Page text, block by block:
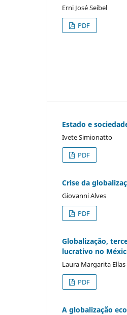
Erni José Seibel
PDF
Estado e
Ivete Simionatto
PDF
Crise da
Giovanni Alves
PDF
Globalização,
lucrativo no
Laura Margarita
PDF
A globalização